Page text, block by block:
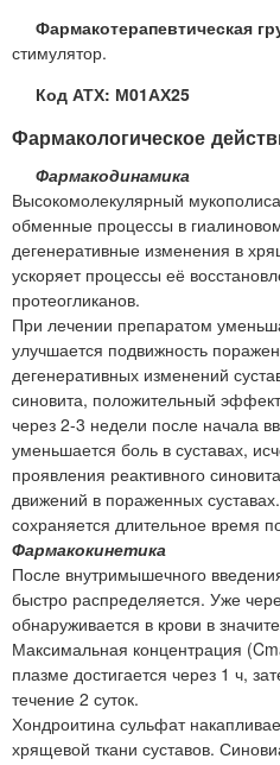
Фармакотерапевтическая
стимулятор.
Код АТХ: М01АХ25
Фармакологическое
Фармакодинамика
Высокомолекулярный
обменные процессы в
дегенеративные изменения в
ускоряет процессы её
протеогликанов.
При лечении препаратом
улучшается подвижность
дегенеративных изменений
синовита, положительный
через 2-3 недели после начала
уменьшается боль в суставах,
проявления реактивного
движений в пораженных
сохраняется длительное время
Фармакокинетика
После внутримышечного
быстро распределяется. Уже
обнаруживается в крови в
Максимальная концентрация
плазме достигается через 1 ч,
течение 2 суток.
Хондроитина сульфат
хрящевой ткани суставов.